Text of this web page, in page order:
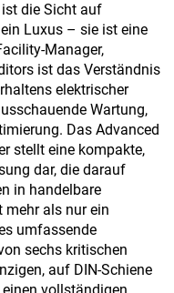
die Sicht auf
Luxus – sie ist eine
Manager,
ist das Verständnis
elektrischer
Wartung,
Das Advanced
stellt eine kompakte,
dar, die darauf
in handelbare
mehr als nur ein
umfassende
sechs kritischen
auf DIN-Schiene